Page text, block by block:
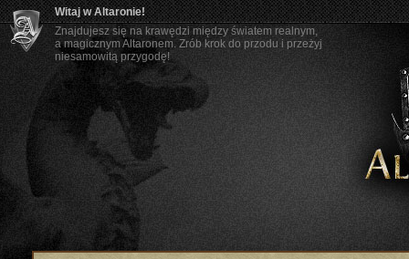
Witaj w Altaronie!
Znajdujesz się na krawędzi między światem realnym,
a magicznym Altaronem. Zrób krok do przodu i przeżyj
niesamowitą przygodę!